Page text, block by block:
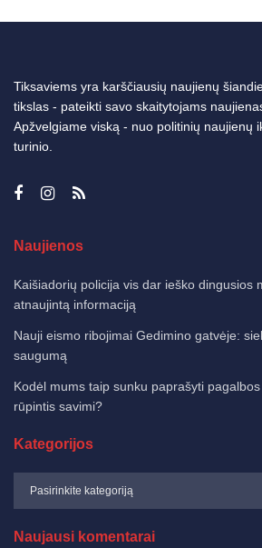
Tiksaviems yra karščiausių naujienų
tikslas - pateikti savo skaitytojams
Apžvelgiame viską - nuo politinių naujienų
turinio.
Naujienos
Kaišiadorių policija vis dar ieško dingusios
atnaujintą informaciją
Nauji eismo ribojimai Gedimino gatvėje:
saugumą
Kodėl mums taip sunku paprašyti
rūpintis savimi?
Kategorijos
Naujausi komentarai